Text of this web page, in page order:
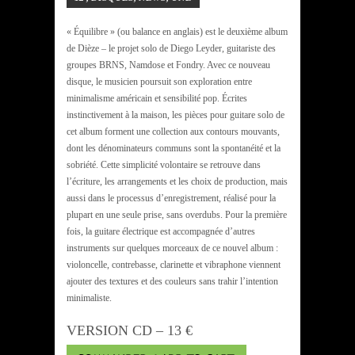
« Équilibre » (ou balance en anglais) est le deuxième album
de Dièze – le projet solo de Diego Leyder, guitariste des
groupes BRNS, Namdose et Fondry. Avec ce nouveau
disque, le musicien poursuit son exploration entre
minimalisme américain et sensibilité pop. Écrites
instinctivement à la maison, les pièces pour guitare solo de
cet album forment une collection aux contours mouvants,
dont les dénominateurs communs sont la spontanéité et la
sobriété. Cette simplicité volontaire se retrouve dans
l’écriture, les arrangements et les choix de production, mais
aussi dans le processus d’enregistrement, réalisé pour la
plupart en une seule prise, sans overdubs. Pour la première
fois, la guitare électrique est accompagnée d’autres
instruments sur quelques morceaux de ce nouvel album :
violoncelle, contrebasse, clarinette et vibraphone viennent
ajouter des textures et des couleurs sans trahir l’intention
minimaliste.
VERSION CD – 13 €